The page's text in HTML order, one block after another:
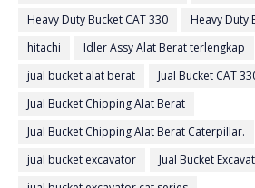
Heavy Duty Bucket CAT 330
Heavy Duty
hitachi
Idler Assy Alat Berat terlengkap
jual bucket alat berat
Jual Bucket CAT
Jual Bucket Chipping Alat Berat
Jual Bucket Chipping Alat Berat Caterpillar.
jual bucket excavator
Jual Bucket